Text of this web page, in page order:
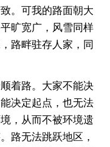
。可我的路面朝大
旷宽广，风雪同样
路畔驻存人家，同
着路。大家不能决
决定起点，也无法
，从而不被环境遗
路无法跳跃地区，